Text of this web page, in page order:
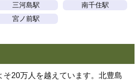
三河島駅
南千住駅
宮ノ前駅
そ20万人を越えています。北豊島